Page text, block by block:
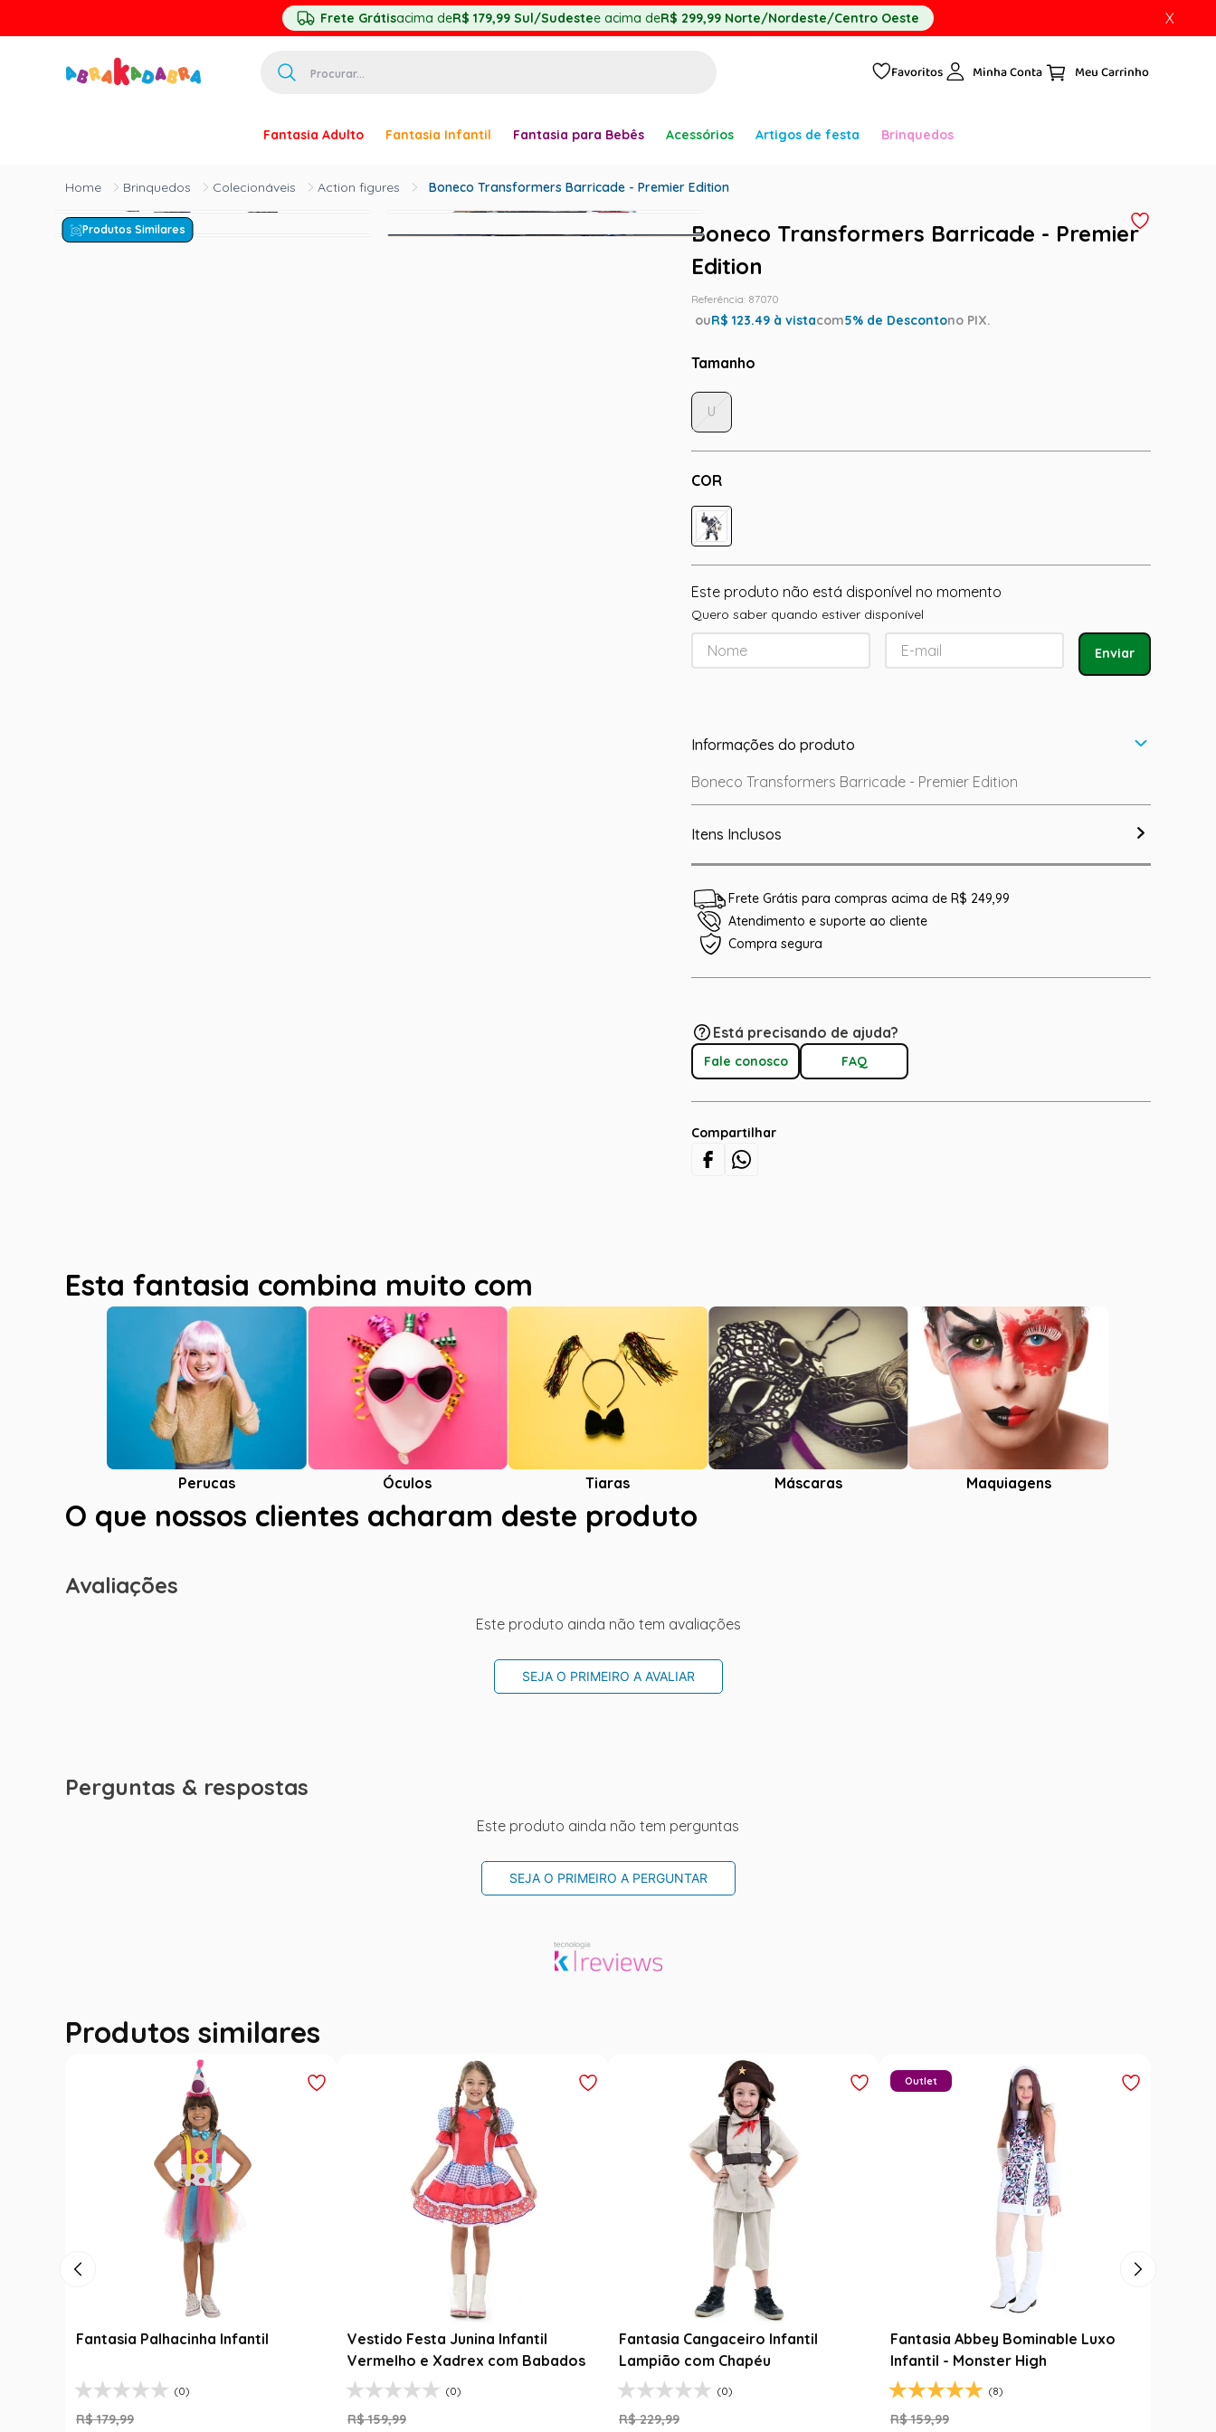
Frete Grátisacima deR$ 179,99 Sul/Sudestee acima deR$ 299,99 Norte/Nordeste/Centro Oeste X
Favoritos Minha Conta
Fantasia Adulto Fantasia Infantil Fantasia para Bebês Acessórios Artigos de festa Brinquedos
Brinquedos Colecionáveis Action figures Boneco Transformers Barricade - Premier Edition
Produtos Similares
Boneco Transformers Barricade - Premier
Edition
Referência: 87070
ouR$123.49 à vistacom5% de Descontono PIX.
Tamanho
COR
U
Este produto não está disponível no momento
Quero saber quando estiver disponível
Enviar
Informações do produto
Boneco Transformers Barricade - Premier Edition
Itens Inclusos
Frete Grátis para compras acima de R$ 249,99
Atendimento e suporte ao cliente
Compra segura
Está precisando de ajuda?
Fale conosco FAQ
Compartilhar
Esta fantasia combina muito com
Perucas Óculos Tiaras Máscaras Maquiagens
O que nossos clientes acharam deste produto
Avaliações
Este produto ainda não tem avaliações
SEJA O PRIMEIRO A AVALIAR
Perguntas & respostas
Este produto ainda não tem perguntas
SEJA O PRIMEIRO A PERGUNTAR
Produtos similares
Fantasia Festa Junina Adulto
Jardineira Xadrez Caipira Azul
R$ 139,99
1 R$ 99, 99
Roupa Festa Junina Bebê Menina
Fantasia Rosa Floral com Renda
R$ 189,99
R$ 99,99 47 % OFF
1 R$ 99, 99
Saia Infantil Festa Junina Carimbó
Xadrez Preto com Girassol
R$ 129,99
R$ 78,90
1 R$ 78, 90
Saia Festa Junina Infantil Branca
Noivinha com Fitas Coloridas
R$ 78,90
R$ 49 ,99
1 R$ 49,99
princesa